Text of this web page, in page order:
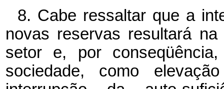
8. Cabe ressaltar que a
novas reservas resultará
setor e, por
sociedade, como